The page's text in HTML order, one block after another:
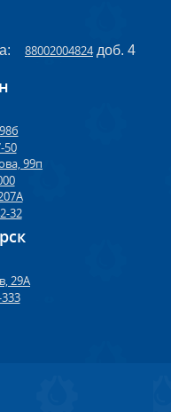
88002004824доб. 4
50
99п
32
29А